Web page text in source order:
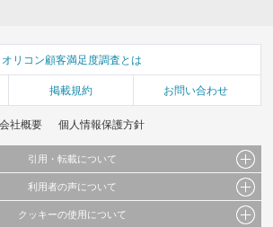
オリコン顧客満足度調査とは
掲載規約 お問い合わせ
会社概要 個人情報保護方針
引用・転載について
報（文字、写真、イラスト、画像データ等）及びこれらの配
なく無断転載・複製などの二次利用を行うことは固く禁じて
利用者の声について
はすべてサービスの利用者が提出された見解・感想です。
クッキーの使用について